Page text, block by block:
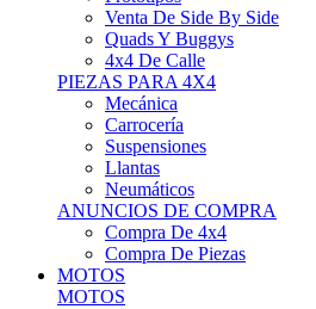
Quads Y Buggys
4x4 De Calle
PIEZAS PARA 4X4
Mecánica
Carrocería
Suspensiones
Llantas
Neumáticos
ANUNCIOS DE COMPRA
Compra De 4x4
Compra De Piezas
MOTOS
MOTOS
Motos De Circuito